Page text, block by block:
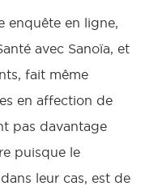
enquête en ligne,
avec Sanoïa, et
fait même
en affection de
pas davantage
puisque le
leur cas, est de